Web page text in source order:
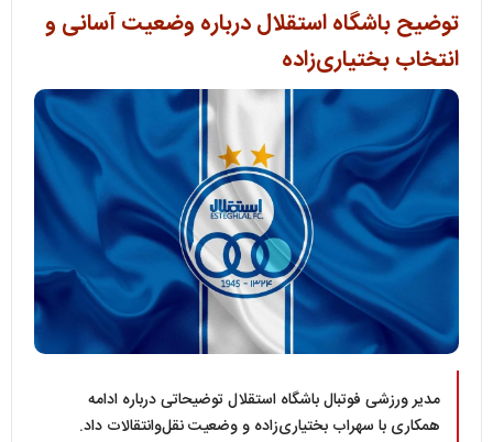
توضیح باشگاه استقلال درباره وضعیت آسانی و
انتخاب بختیاری‌زاده
مدیر ورزشی فوتبال باشگاه استقلال توضیحاتی درباره ادامه
همکاری با سهراب بختیاری‌زاده و وضعیت نقل‌وانتقالات داد.